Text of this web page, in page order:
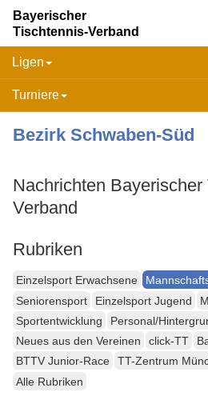
Bayerischer
Tischtennis-Verband
Ligen
Turniere
Bezirk Schwaben-Süd
Nachrichten Bayerischer
Verband
Rubriken
Einzelsport Erwachsene
Seniorensport
Einzelsport Jugend
Sportentwicklung
Personal/
Neues aus den Vereinen
click-TT
BTTV Junior-Race
TT-Zentrum
Alle Rubriken